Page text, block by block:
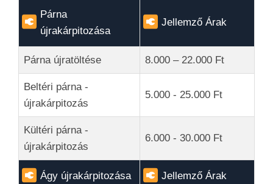
Párna
újrakárpitozása
Jellemző Árak
Párna újratöltése 8.000 – 22.000 Ft
Beltéri párna -
újrakárpitozás
5.000 - 25.000 Ft
Kültéri párna -
újrakárpitozás
6.000 - 30.000 Ft
Ágy újrakárpitozása Jellemző Árak